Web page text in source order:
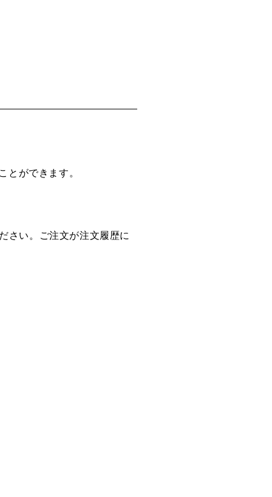
とができます。
さい。ご注文が注文履歴に